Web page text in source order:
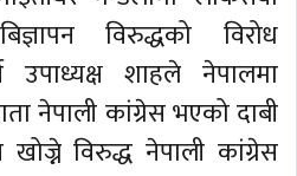
विरुद्धको विरोध
उपाध्यक्ष शाहले नेपालमा
नेपाली कांग्रेस भएको दाबी
विरुद्ध नेपाली कांग्रेस